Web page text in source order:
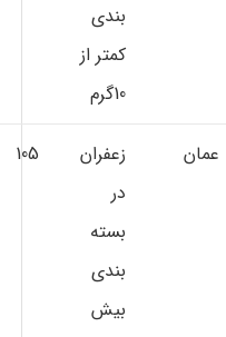
بندي
كمتر از
10گرم
عمان
زعفران
در
بسته
بندي
بيش
105